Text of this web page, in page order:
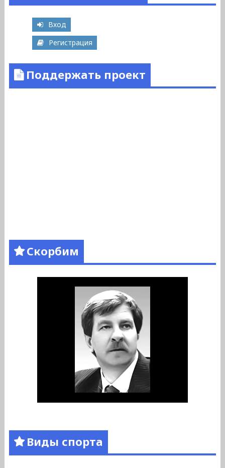
Вход
Регистрация
Поддержать проект
Скорбим
Виды спорта